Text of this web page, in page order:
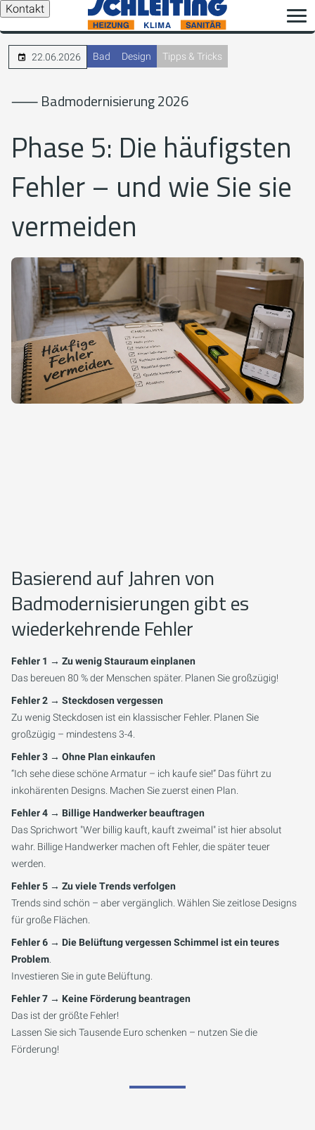
Kontakt
22.06.2026 Bad Design Tipps & Tricks
⸺ Badmodernisierung 2026
Phase 5: Die häufigsten
Fehler – und wie Sie sie
vermeiden
Basierend auf Jahren von
Badmodernisierungen gibt es
wiederkehrende Fehler
Fehler 1 → Zu wenig Stauraum einplanen
Das bereuen 80 % der Menschen später. Planen Sie großzügig!
Fehler 2 → Steckdosen vergessen
Zu wenig Steckdosen ist ein klassischer Fehler. Planen Sie
großzügig – mindestens 3-4.
Fehler 3 → Ohne Plan einkaufen
“Ich sehe diese schöne Armatur – ich kaufe sie!” Das führt zu
inkohärenten Designs. Machen Sie zuerst einen Plan.
Fehler 4 → Billige Handwerker beauftragen
Das Sprichwort "Wer billig kauft, kauft zweimal" ist hier absolut
wahr. Billige Handwerker machen oft Fehler, die später teuer
werden.
Fehler 5 → Zu viele Trends verfolgen
Trends sind schön – aber vergänglich. Wählen Sie zeitlose Designs
für große Flächen.
Fehler 6 → Die Belüftung vergessen Schimmel ist ein teures
Problem.
Investieren Sie in gute Belüftung.
Fehler 7 → Keine Förderung beantragen
Das ist der größte Fehler!
Lassen Sie sich Tausende Euro schenken – nutzen Sie die
Förderung!